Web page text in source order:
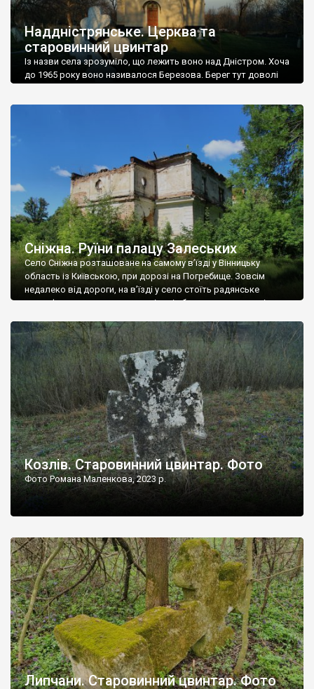
Наддністрянське. Церква та
старовинний цвинтар
Із назви села зрозуміло, що лежить воно над Дністром. Хоча
до 1965 року воно називалося Березова. Берег тут доволі
Наддністрянське відрізняється від більшості навколишніх
сіл. У селі є мурована Михайлівська церква. Точної дати […]
Сніжна. Руїни палацу Залеських
Село Сніжна розташоване на самому в’їзді у Вінницьку
область із Київською, при дорозі на Погребище. Зовсім
недалеко від дороги, на в’їзді у село стоїть радянське
рельєфне пано, яке показує жінку і яблуню, а трохи далі, десь
не видно, але видно дві стареньких колії у траві – […]
Козлів. Старовинний цвинтар. Фото
Фото Романа Маленкова, 2023 р.
Липчани. Старовинний цвинтар. Фото